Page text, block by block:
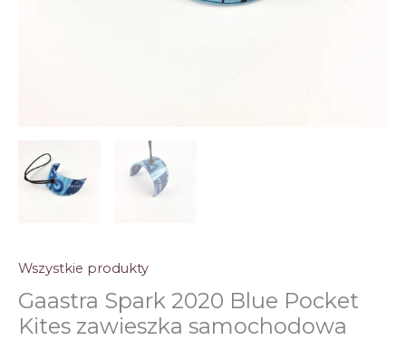
Wszystkie produkty
Gaastra Spark 2020 Blue Pocket
Kites zawieszka samochodowa